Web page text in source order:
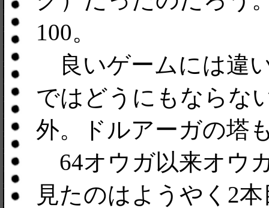
100。
良いゲームには違
ではどうにもならな
外。ドルアーガの塔
64オウガ以来オウ
見たのはようやく2